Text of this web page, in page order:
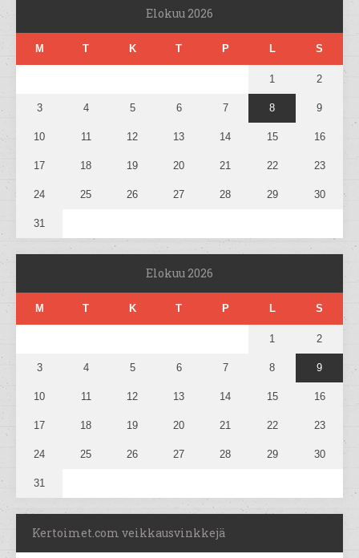
Elokuu 2026
M T K T P L S
1 2
3 4 5 6 7 8 9
10 11 12 13 14 15 16
17 18 19 20 21 22 23
24 25 26 27 28 29 30
31
Elokuu 2026
M T K T P L S
1 2
3 4 5 6 7 8 9
10 11 12 13 14 15 16
17 18 19 20 21 22 23
24 25 26 27 28 29 30
31
Kertoimet.com veikkausvinkkejä